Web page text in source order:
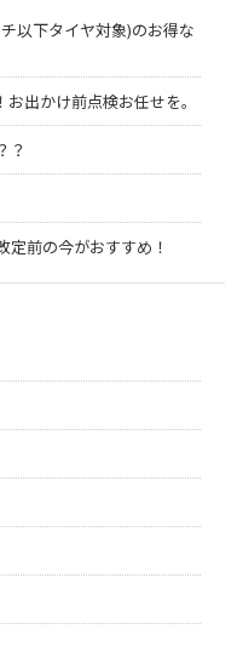
以下タイヤ対象)のお得な
出かけ前点検お任せを。
？
定前の今がおすすめ！